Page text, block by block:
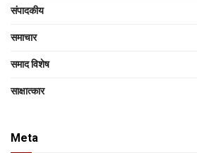
संपादकीय
समाचार
समाद विशेष
साक्षात्‍कार
Meta